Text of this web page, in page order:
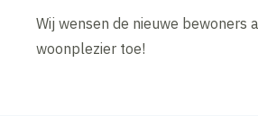
Wij wensen de nieuwe bewoners
woonplezier toe!